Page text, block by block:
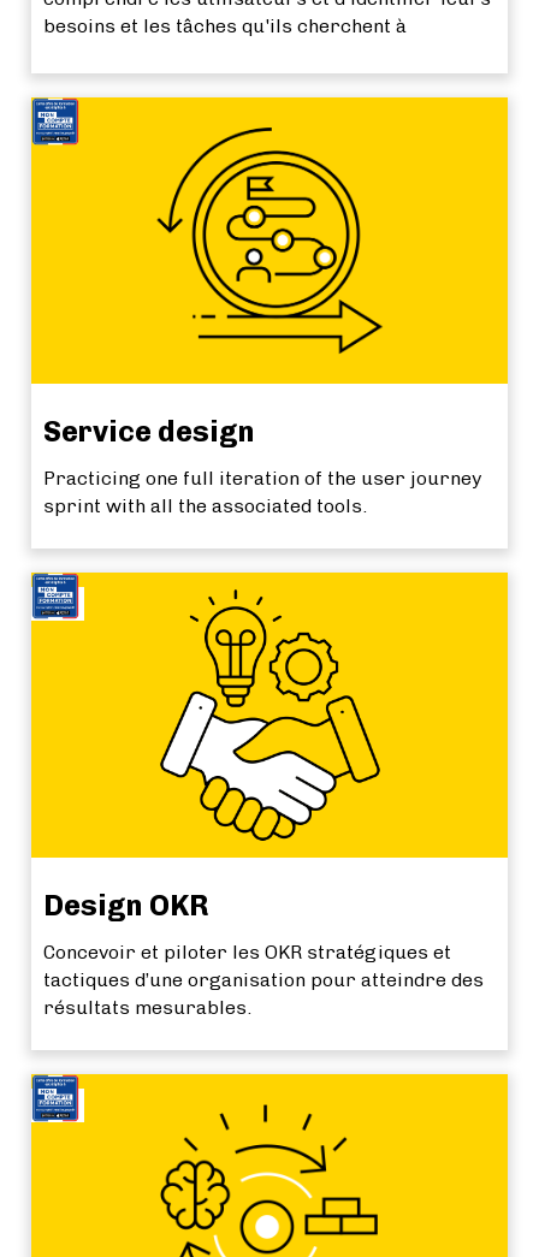
besoins et les tâches qu'ils cherchent à
Service design
Practicing one full iteration of the user journey
sprint with all the associated tools.
NEW
Design OKR
Concevoir et piloter les OKR stratégiques et
tactiques d’une organisation pour atteindre des
résultats mesurables.
NEW